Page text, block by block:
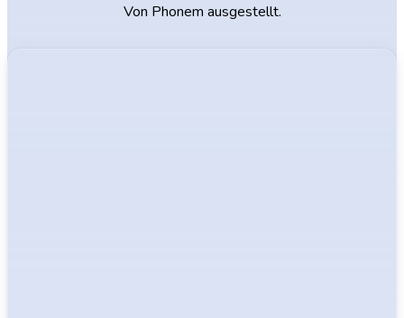
Von Phonem ausgestellt.